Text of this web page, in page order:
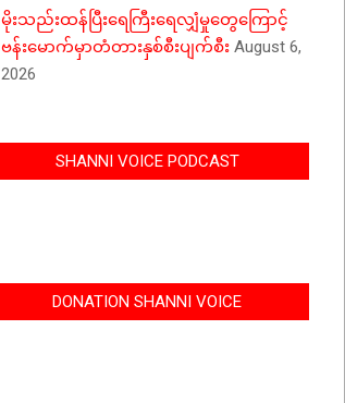
မိုးသည်းထန်ပြီးရေကြီးရေလျှံမှုတွေကြောင့်
ဗန်းမောက်မှာတံတားနှစ်စီးပျက်စီး August 6,
2026
SHANNI VOICE PODCAST
DONATION SHANNI VOICE